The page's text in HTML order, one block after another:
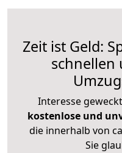
Zeit ist Geld:
schnellen
Interesse
kostenlose und
die innerhalb von
Sie